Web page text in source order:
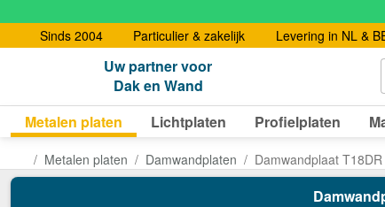
Sinds 2004
Particulier & zakelijk Levering in NL &
Uw partner voor
Dak en Wand
Metalen platen Lichtplaten Profielplaten
Metalen platen Damwandplaten Damwandplaat